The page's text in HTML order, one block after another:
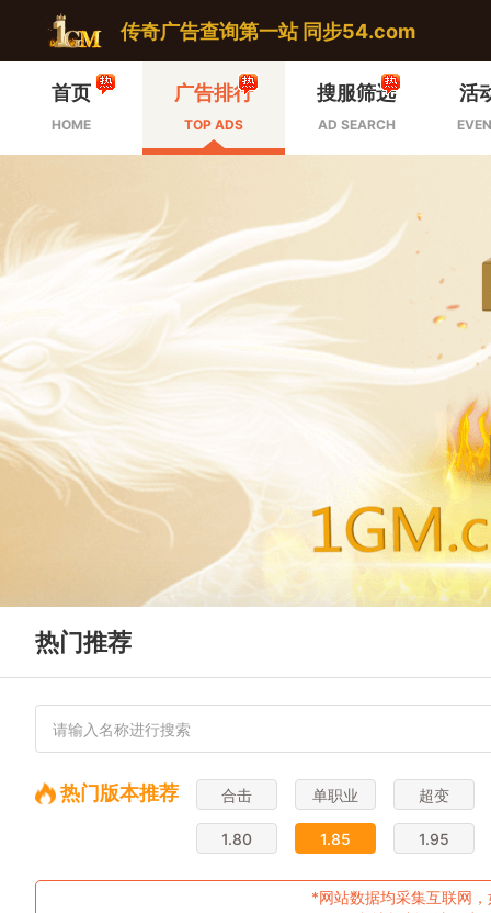
传奇广告查询第一站 同步54.com
首页
HOME
广告排行
TOP ADS
搜服筛选
AD SEARCH
活
热门推荐
热门版本推荐 合击 单职业 超变
1.80 1.85 1.95
*网站数据均采集互联网